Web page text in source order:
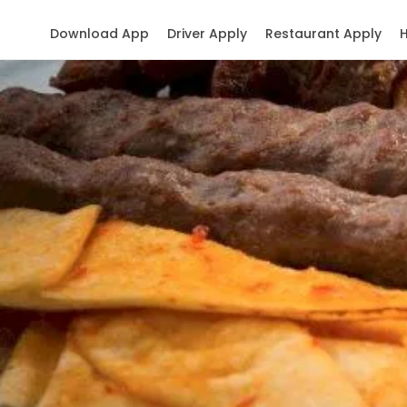
Restaurant Apply
Driver Apply
Download App